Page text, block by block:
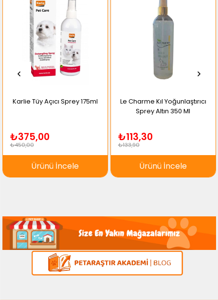
Karlie Tüy Açıcı Sprey 175ml
₺375,00
₺450,00
Ürünü İncele
Le Charme Kıl Yoğunlaştırıcı
Sprey Altın 350 Ml
₺113,30
₺133,90
Ürünü İncele